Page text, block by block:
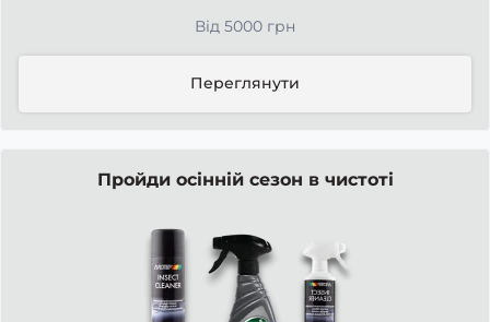
Від 5000 грн
Переглянути
Пройди осінній сезон в чистоті